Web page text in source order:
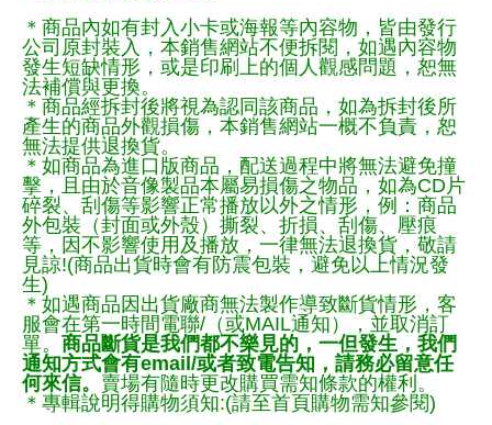
＊商品內如有封入小卡或海報等內容物，皆由發行
公司原封裝入，本銷售網站不便拆閱，如遇內容物
發生短缺情形，或是印刷上的個人觀感問題，恕無
法補償與更換。
＊商品經拆封後將視為認同該商品，如為拆封後所
產生的商品外觀損傷，本銷售網站一概不負責，恕
無法提供退換貨。
＊如商品為進口版商品，配送過程中將無法避免撞
擊，且由於音像製品本屬易損傷之物品，如為CD片
碎裂、刮傷等影響正常播放以外之情形，例：商品
外包裝（封面或外殼）撕裂、折損、刮傷、壓痕
等，因不影響使用及播放，一律無法退換貨，敬請
見諒!(商品出貨時會有防震包裝，避免以上情況發
生)
＊如遇商品因出貨廠商無法製作導致斷貨情形，客
服會在第一時間電聯/（或MAIL通知），並取消訂
單。 商品斷貨是我們都不樂見的，一但發生，我們
通知方式會有email/或者致電告知，請務必留意任
何來信。 賣場有隨時更改購買需知條款的權利。
＊專輯說明得購物須知:(請至首頁購物需知參閱)